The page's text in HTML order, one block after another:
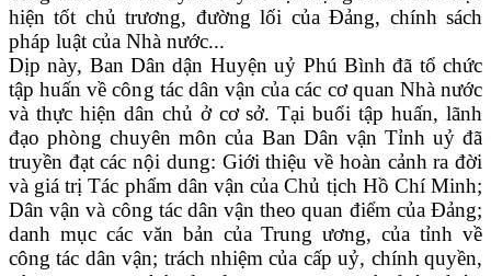
hiện tốt chủ trương, đường lối của Đảng, chính sách
pháp luật của Nhà nước...
Dịp này, Ban Dân dận Huyện uỷ Phú Bình đã tổ chức
tập huấn về công tác dân vận của các cơ quan Nhà nước
và thực hiện dân chủ ở cơ sở. Tại buổi tập huấn, lãnh
đạo phòng chuyên môn của Ban Dân vận Tỉnh uỷ đã
truyền đạt các nội dung: Giới thiệu về hoàn cảnh ra đời
và giá trị Tác phẩm dân vận của Chủ tịch Hồ Chí Minh;
Dân vận và công tác dân vận theo quan điểm của Đảng;
danh mục các văn bản của Trung ương, của tỉnh về
công tác dân vận; trách nhiệm của cấp uỷ, chính quyền,